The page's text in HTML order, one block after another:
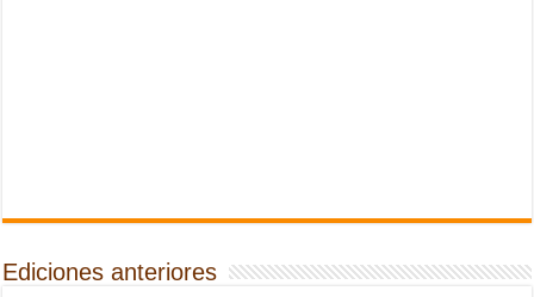
Ediciones anteriores